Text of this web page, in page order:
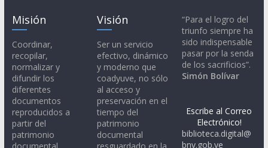
Misión
Coordinar,
recopilar,
normalizar y
difundir los
diferentes
documentos
reproducidos a
partir del
patrimonio
Visión
Ser un servicio
efectivo, dinámico
y moderno que
coadyuve, no sólo
al acceso y
preservación en el
tiempo del
patrimonio
documental
“Para el logro del
triunfo siempre ha
sido indispensable
pasar por la senda
de los sacrificios”.
Simón Bolívar
Escribe al Correo
Electrónico!
biblioteca.digital@
bnv.gob.ve